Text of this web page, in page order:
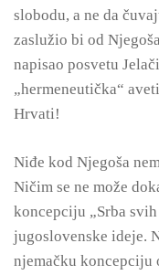
slobodu, a ne da
zaslužio bi od
napisao posvetu
„hermeneutička“
Hrvati!
Niđe kod Njegoša
Ničim se ne može
koncepciju „Srba
jugoslovenske ideje.
njemačku